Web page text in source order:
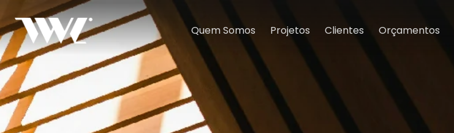
Quem Somos Projetos Clientes Orçamentos